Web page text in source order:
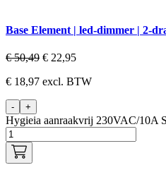
Base Element | led-dimmer | 2-
€50,49 € 22,95
€ 18,97 excl. BTW
- +
Hygieia aanraakvrij 230VAC/10A